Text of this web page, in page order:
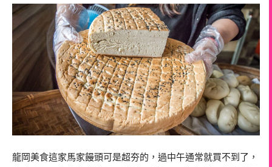
龍岡美食這家馬家饅頭可是超夯的，過中午通常就買不到了，